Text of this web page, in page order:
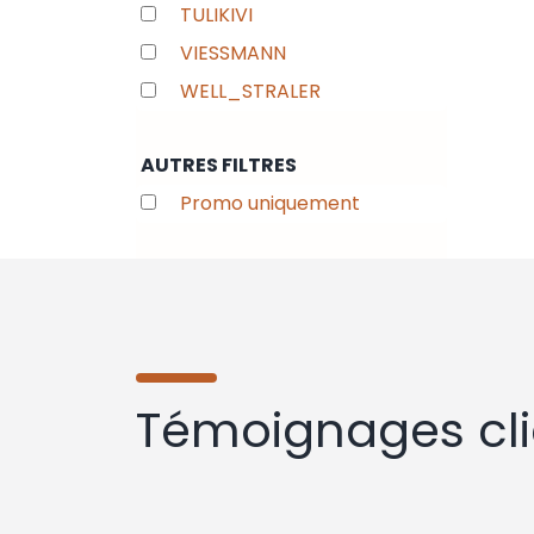
TULIKIVI
VIESSMANN
WELL_STRALER
AUTRES FILTRES
Promo uniquement
Témoignages